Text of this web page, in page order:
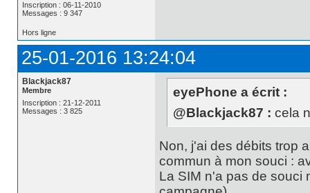
Inscription : 06-11-2010
Messages : 9 347
Hors ligne
25-01-2016 13:24:04
Blackjack87
Membre
Inscription : 21-12-2011
Messages : 3 825
eyePhone a écrit :
@Blackjack87 : cela
Non, j'ai des débits trop
commun à mon souci :
La SIM n'a pas de souci